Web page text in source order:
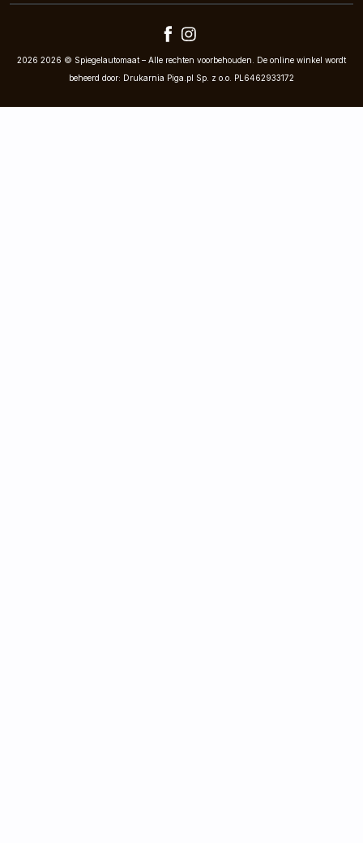
2026 2026 © Spiegelautomaat – Alle rechten voorbehouden. De online winkel wordt
beheerd door: Drukarnia Piga.pl Sp. z o.o. PL6462933172